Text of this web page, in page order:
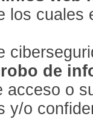
los cuales
robo de
acceso o
y/o